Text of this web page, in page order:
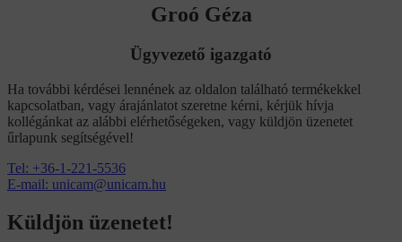
Groó Géza
Ügyvezető igazgató
Ha további kérdései lennének az oldalon található termékekkel
kapcsolatban, vagy árajánlatot szeretne kérni, kérjük hívja
kollégánkat az alábbi elérhetőségeken, vagy küldjön üzenetet
űrlapunk segítségével!
Tel: +36-1-221-5536
E-mail: unicam@unicam.hu
Küldjön üzenetet!